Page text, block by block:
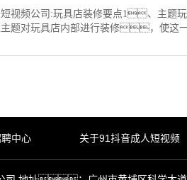
短视频公司:玩具店装修要点1、主题
题对玩具店内部进行装修，使这一
中心 关于91抖音成人短视频